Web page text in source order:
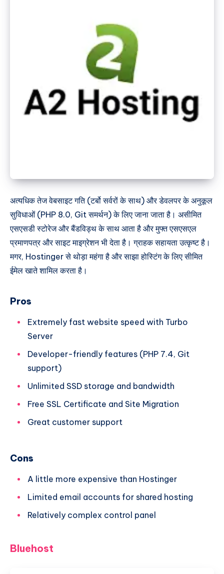
अत्यधिक तेज वेबसाइट गति (टर्बो सर्वरों के साथ) और डेवलपर के अनुकूल
सुविधाओं (PHP 8.0, Git समर्थन) के लिए जाना जाता है। असीमित
एसएसडी स्टोरेज और बैंडविड्थ के साथ आता है और मुफ्त एसएसएल
प्रमाणपत्र और साइट माइग्रेशन भी देता है। ग्राहक सहायता उत्कृष्ट है।
मगर, Hostinger से थोड़ा महंगा है और साझा होस्टिंग के लिए सीमित
ईमेल खाते शामिल करता है।
Pros
Extremely fast website speed with Turbo
Server
Developer-friendly features (PHP 7.4, Git
support)
Unlimited SSD storage and bandwidth
Free SSL Certificate and Site Migration
Great customer support
Cons
A little more expensive than Hostinger
Limited email accounts for shared hosting
Relatively complex control panel
Bluehost